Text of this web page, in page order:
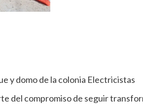
y domo de la colonia Electricistas
del compromiso de seguir